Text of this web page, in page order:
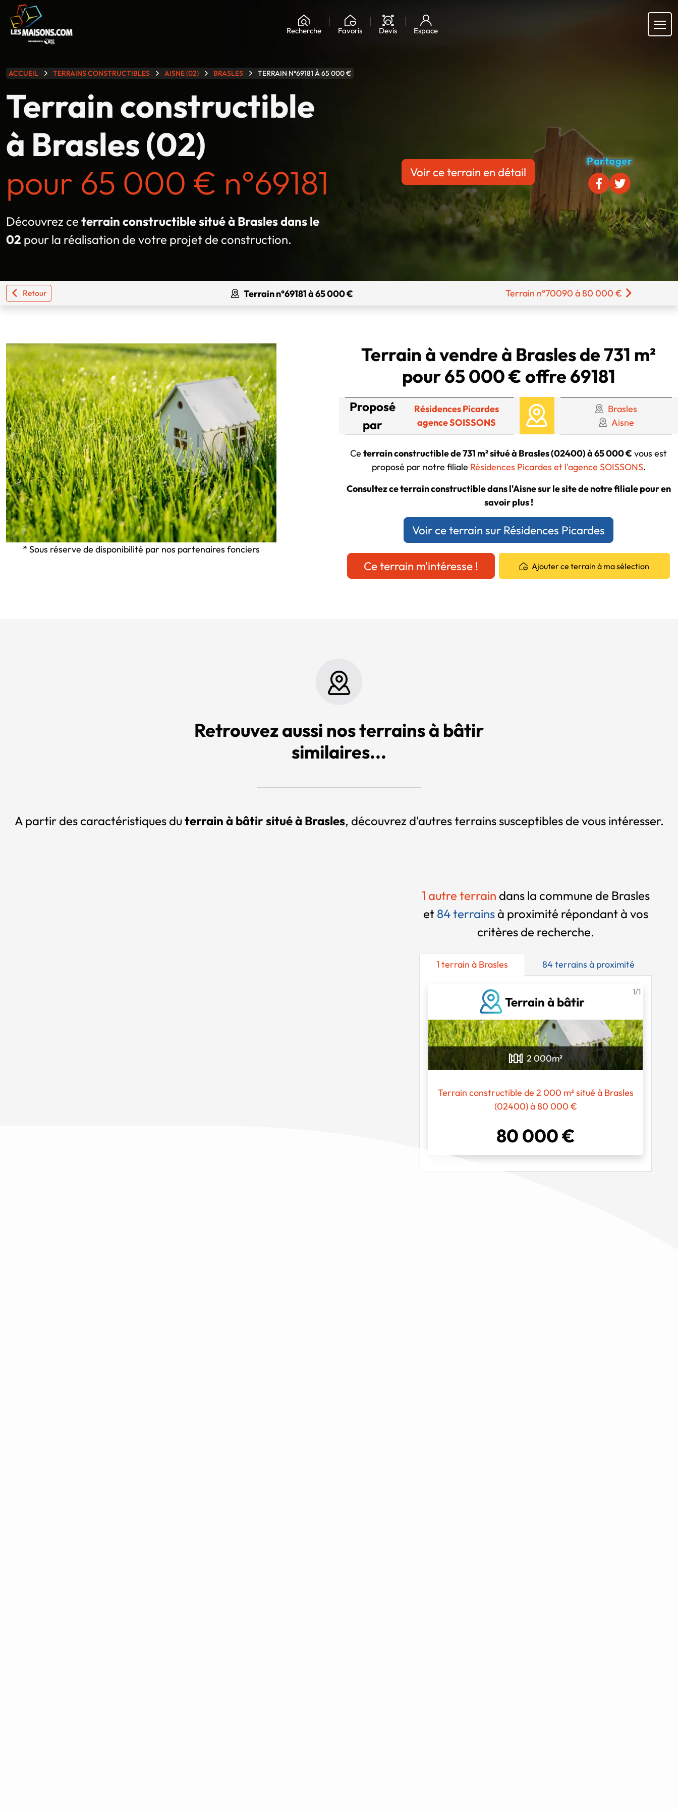
Recherche
Chargement...
Favoris Devis Espace
gamme
ACCUEIL TERRAINS CONSTRUCTIBLES AISNE (02) BRASLES TERRAIN N°69181 À 65 000 €
Terrain constructible
à Brasles (02)
pour 65 000 € n°69181
Découvrez ce terrain constructible situé à Brasles dans le
02 pour la réalisation de votre projet de construction.
Voir ce terrain en détail
Partager
Retour Terrain n°69181 à 65 000 € Terrain n°70090 à 80 000 €
Terrain à vendre à Brasles de 731 m²
pour 65 000 € offre 69181
Proposé
par
Résidences Picardes
agence SOISSONS
Brasles
Aisne
Ce terrain constructible de 731 m² situé à Brasles (02400) à 65 000 € vous est
proposé par notre filiale Résidences Picardes et l'agence SOISSONS.
Consultez ce terrain constructible dans l'Aisne sur le site de notre filiale pour en
savoir plus !
Voir ce terrain sur Résidences Picardes
Ce terrain m'intéresse ! Ajouter ce terrain à ma sélection
* Sous réserve de disponibilité par nos partenaires fonciers
Retrouvez aussi nos terrains à bâtir
similaires...
A partir des caractéristiques du terrain à bâtir situé à Brasles, découvrez d'autres terrains susceptibles de vous intéresser.
1 autre terrain dans la commune de Brasles
et 84 terrainsà proximité répondant à vos
critères de recherche.
Chargement...
1 terrain à Brasles 84 terrains à proximité
Terrain à bâtir
1/1
2 000m²
Terrain constructible de 2 000 m² situé à Brasles
(02400) à 80 000 €
80 000 €